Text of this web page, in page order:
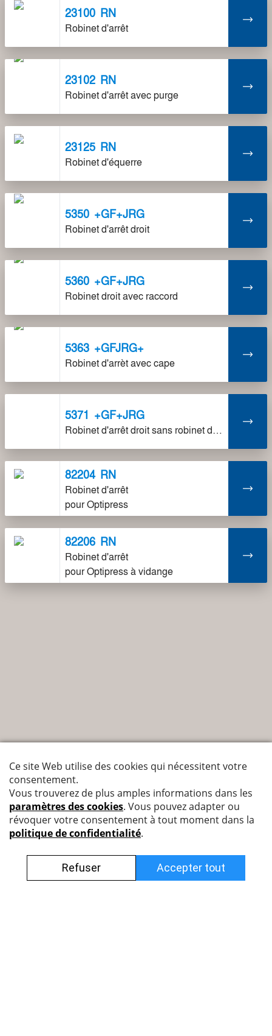
23100 RN
Robinet d'arrêt
23102 RN
Robinet d'arrêt avec purge
23125 RN
Robinet d'équerre
5350 +GF+JRG
Robinet d'arrêt droit
5360 +GF+JRG
Robinet droit avec raccord
5363 +GFJRG+
Robinet d'arrèt avec cape
5371 +GF+JRG
Robinet d'arrêt droit sans robinet de vidange
82204 RN
Robinet d'arrêt
pour Optipress
82206 RN
Robinet d'arrêt
pour Optipress à vidange
Nyffenegger Armaturen AG
Leutschenbachstrasse 38